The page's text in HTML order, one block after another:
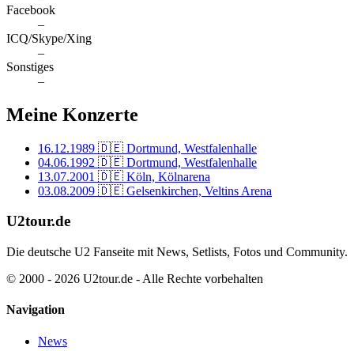
Facebook
–
ICQ/Skype/Xing
–
Sonstiges
–
Meine Konzerte
16.12.1989 🇩🇪 Dortmund, Westfalenhalle
04.06.1992 🇩🇪 Dortmund, Westfalenhalle
13.07.2001 🇩🇪 Köln, Kölnarena
03.08.2009 🇩🇪 Gelsenkirchen, Veltins Arena
U2tour.de
Die deutsche U2 Fanseite mit News, Setlists, Fotos und Community.
© 2000 - 2026 U2tour.de - Alle Rechte vorbehalten
Navigation
News